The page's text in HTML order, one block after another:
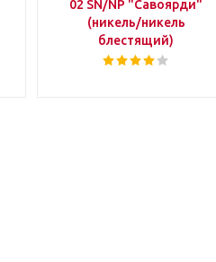
02 SN/NP "Савоярди"
(никель/никель
блестящий)